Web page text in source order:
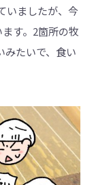
いましたが、今
す。2箇所の牧
みたいで、食い